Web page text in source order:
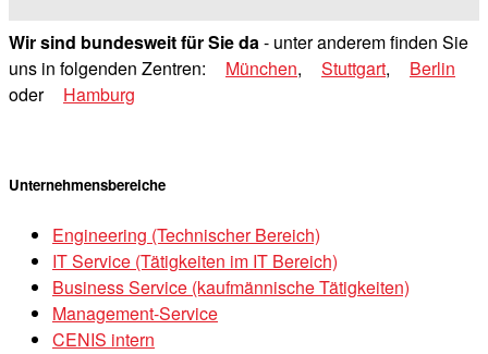
Wir sind bundesweit für Sie da- unter anderem finden Sie
uns in folgenden Zentren:
München, Stuttgart,
Berlin
oder
Hamburg
Unternehmensbereiche
Engineering (Technischer Bereich)
IT Service (Tätigkeiten im IT Bereich)
Business Service (kaufmännische Tätigkeiten)
Management-Service
CENIS intern